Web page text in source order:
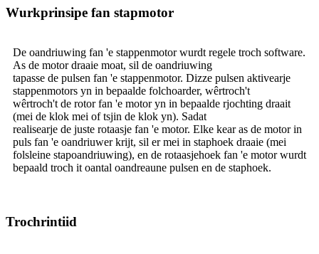
Wurkprinsipe fan stapmotor
De oandriuwing fan 'e stappenmotor wurdt regele troch software.
As de motor draaie moat, sil de oandriuwing
tapasse de pulsen fan 'e stappenmotor. Dizze pulsen aktivearje
stappenmotors yn in bepaalde folchoarder, wêrtroch't
wêrtroch't de rotor fan 'e motor yn in bepaalde rjochting draait
(mei de klok mei of tsjin de klok yn). Sadat
realisearje de juste rotaasje fan 'e motor. Elke kear as de motor in
puls fan 'e oandriuwer krijt, sil er mei in staphoek draaie (mei
folsleine stapoandriuwing), en de rotaasjehoek fan 'e motor wurdt
bepaald troch it oantal oandreaune pulsen en de staphoek.
Trochrintiid